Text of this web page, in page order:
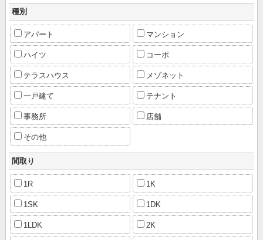
種別
アパート マンション
ハイツ コーポ
テラスハウス メゾネット
一戸建て テナント
事務所 店舗
その他
間取り
1R 1K
1SK 1DK
1LDK 2K